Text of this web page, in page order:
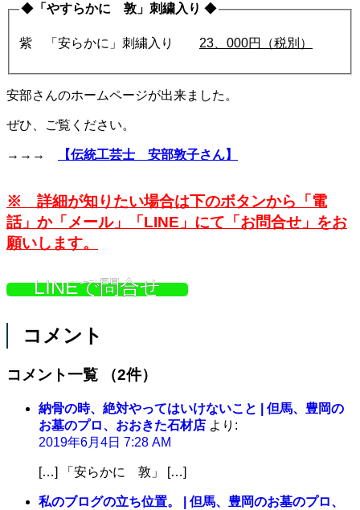
◆ 「やすらかに 敦」刺繍入り ◆
紫 「安らかに」刺繍入り 23、000円（税別）
安部さんのホームページが出来ました。
ぜひ、ご覧ください。
→→→ 【伝統工芸士 安部敦子さん】
※ 詳細が知りたい場合は下のボタンから「電
話」か「メール」「LINE」にて「お問合せ」をお
願いします。
LINEで問合せ
コメント
コメント一覧 （2件）
納骨の時、絶対やってはいけないこと | 但馬、豊岡の
お墓のプロ、おおきた石材店 より:
2019年6月4日 7:28 AM
[…] 「安らかに 敦」 […]
私のブログの立ち位置。 | 但馬、豊岡のお墓のプロ、